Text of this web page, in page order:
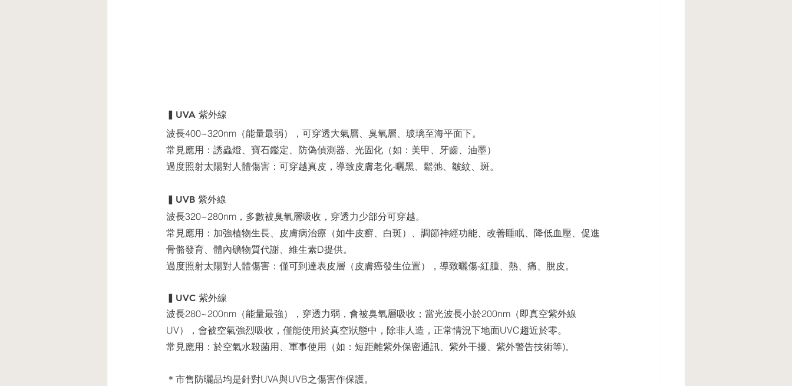
▍UVA 紫外線
波長400~320nm（能量最弱），可穿透⼤氣層、臭氧層、玻璃⾄海平⾯下。
常⾒應⽤：誘蟲燈、寶⽯鑑定、防偽偵測器、光固化（如：美甲、牙⿒、油墨）
過度照射太陽對⼈體傷害：可穿越真⽪，導致⽪膚老化-曬⿊、鬆弛、皺紋、斑。
▍UVB 紫外線
波長320~280nm，多數被臭氧層吸收，穿透⼒少部分可穿越。
常⾒應⽤：加強植物⽣長、⽪膚病治療（如⽜⽪癬、⽩斑）、調節神經功能、改善睡眠、降低⾎壓、促進
骨骼發育、體內礦物質代謝、維⽣素D提供。
過度照射太陽對⼈體傷害：僅可到達表⽪層（⽪膚癌發⽣位置），導致曬傷-紅腫、熱、痛、脫⽪。
▍UVC 紫外線
波長280~200nm（能量最強），穿透⼒弱，會被臭氧層吸收；當光波長⼩於200nm（即真空紫外線
UV），會被空氣強烈吸收，僅能使⽤於真空狀態中，除非⼈造，正常情況下地⾯UVC趨近於零。
常⾒應⽤：於空氣⽔殺菌⽤、軍事使⽤（如：短距離紫外保密通訊、紫外⼲擾、紫外警告技術等)。
＊市售防曬品均是針對UVA與UVB之傷害作保護。